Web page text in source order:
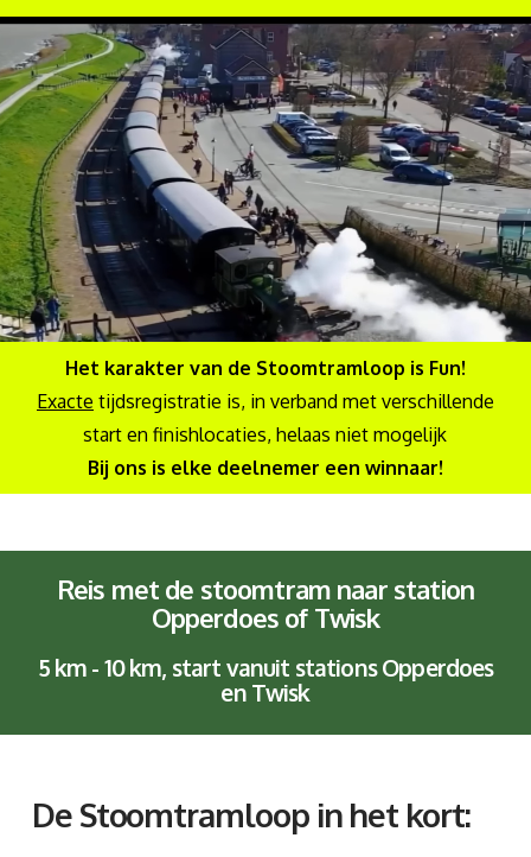
Het karakter van de Stoomtramloop is Fun!
Exacte tijdsregistratie is, in verband met verschillende
start en finishlocaties, helaas niet mogelijk
Bij ons is elke deelnemer een winnaar!
Reis met de stoomtram naar station
Opperdoes of Twisk
5 km - 10 km, start vanuit stations Opperdoes
en Twisk
De Stoomtramloop in het kort: